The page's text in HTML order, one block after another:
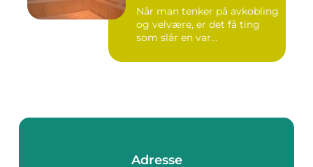
Når man tenker på avkobling
og velvære, er det få ting
som slår en var...
Adresse